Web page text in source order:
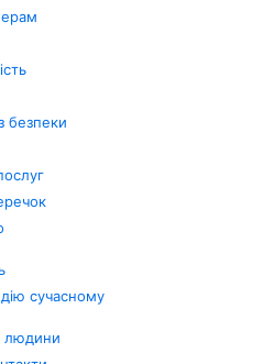
безпеки
сучасному
людини